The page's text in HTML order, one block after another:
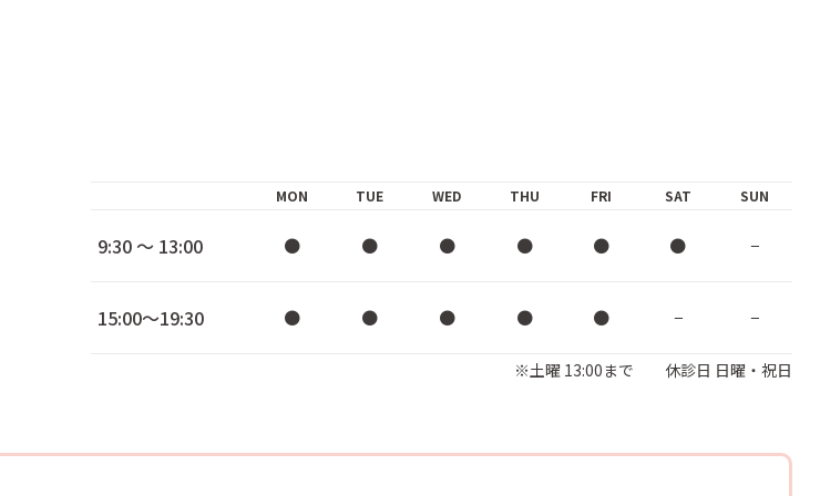
MON TUE WED THU FRI SAT SUN
※土曜 13:00まで 休診日 日曜・祝日
9:30 ～ 13:00 ● ● ● ● ● ● −
15:00～19:30 ● ● ● ● ● − −